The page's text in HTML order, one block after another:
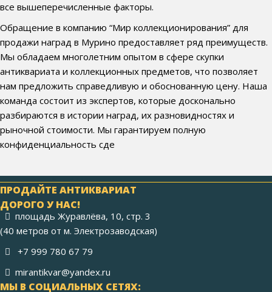
все вышеперечисленные факторы.
Обращение в компанию “Мир коллекционирования” для
продажи наград в Мурино предоставляет ряд преимуществ.
Мы обладаем многолетним опытом в сфере скупки
антиквариата и коллекционных предметов, что позволяет
нам предложить справедливую и обоснованную цену. Наша
команда состоит из экспертов, которые досконально
разбираются в истории наград, их разновидностях и
рыночной стоимости. Мы гарантируем полную
конфиденциальность сде
ПРОДАЙТЕ АНТИКВАРИАТ
ДОРОГО У НАС!
площадь Журавлёва, 10, стр. 3
(40 метров от м. Электрозаводская)
+7 999 780 67 79
mirantikvar@yandex.ru
МЫ В СОЦИАЛЬНЫХ СЕТЯХ: